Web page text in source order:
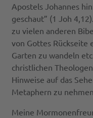
Apostels Johannes
geschaut” (1 Joh
zu vielen anderen
von Gottes Rückseite
Garten zu wandeln
christlichen
Hinweise auf das
Metaphern zu
Meine